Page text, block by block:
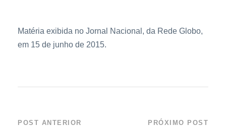
Matéria exibida no Jornal Nacional, da Rede Globo,
em 15 de junho de 2015.
POST ANTERIOR PRÓXIMO POST